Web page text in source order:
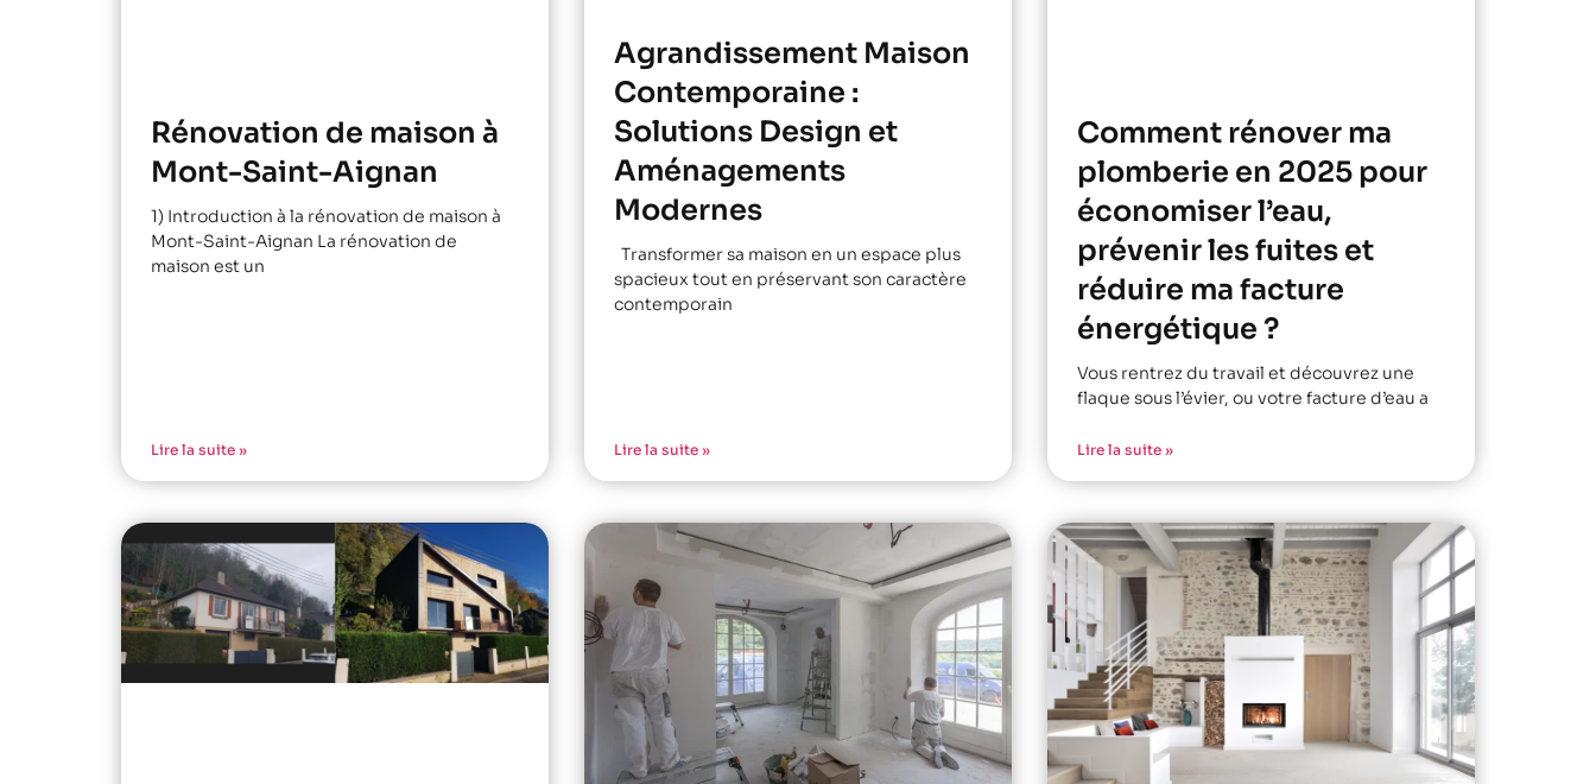
Rénovation de maison à
Mont-Saint-Aignan
1) Introduction à la rénovation de maison à
Mont-Saint-Aignan La rénovation de
maison est un
Lire la suite »
Agrandissement Maison
Contemporaine :
Solutions Design et
Aménagements
Modernes
Transformer sa maison en un espace plus
spacieux tout en préservant son caractère
contemporain
Lire la suite »
Comment rénover ma
plomberie en 2025 pour
économiser l’eau,
prévenir les fuites et
réduire ma facture
énergétique ?
Vous rentrez du travail et découvrez une
flaque sous l’évier, ou votre facture d’eau a
Lire la suite »